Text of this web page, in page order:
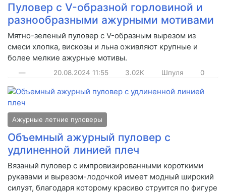
Пуловер с V-образной горловиной и
разнообразными ажурными мотивами
Мятно-зеленый пуловер с V-образным вырезом из
смеси хлопка, вискозы и льна оживляют крупные и
более мелкие ажурные мотивы.
— 20.08.2024 11:55 3.02K Шпуля 0
Ажурные летние пуловеры
Объемный ажурный пуловер с
удлиненной линией плеч
Вязаный пуловер с импровизированными короткими
рукавами и вырезом-лодочкой имеет модный широкий
силуэт, благодаря которому красиво струится по фигуре